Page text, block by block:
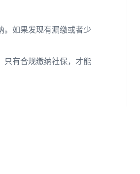
。如果发现有漏缴或者少
只有合规缴纳社保，才能